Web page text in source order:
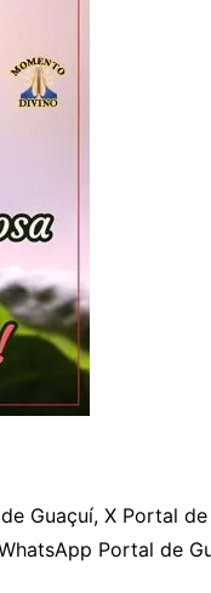
Guaçuí, X Portal
Portal de